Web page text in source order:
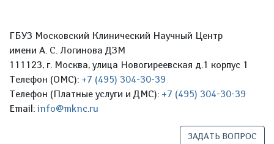
ГБУЗ Московский Клинический Научный Центр
имени А. С. Логинова ДЗМ
111123, г. Москва, улица Новогиреевская д.1 корпус 1
Телефон (ОМС): +7 (495) 304-30-39
Телефон (Платные услуги и ДМС): +7 (495) 304-30-39
Email: info@mknc.ru
ЗАДАТЬ ВОПРОС